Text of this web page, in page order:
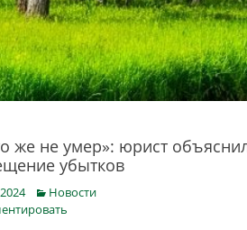
же не умер»: юрист
убытков
Categories
Новости